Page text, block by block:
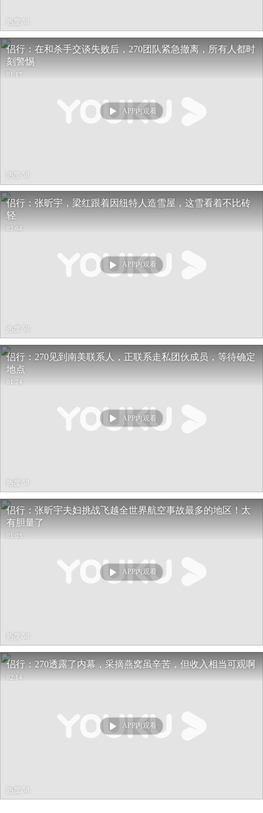
热度 58
侣行：在和杀手交谈失败后，270团队紧急撤离，所有人都时
刻警惕
01:17
APP内观看
热度 58
侣行：张昕宇，梁红跟着因纽特人造雪屋，这雪看着不比砖
轻
02:04
APP内观看
热度 58
侣行：270见到南美联系人，正联系走私团伙成员，等待确定
地点
01:24
APP内观看
热度 58
侣行：张昕宇夫妇挑战飞越全世界航空事故最多的地区！太
有胆量了
01:03
APP内观看
热度 58
侣行：270透露了内幕，采摘燕窝虽辛苦，但收入相当可观啊
02:14
APP内观看
热度 58